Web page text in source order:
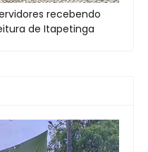
recebendo
de Itapetinga